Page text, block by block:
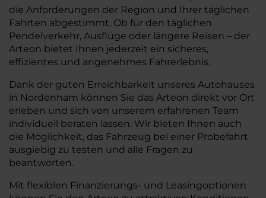
die Anforderungen der Region und Ihrer täglichen
Fahrten abgestimmt. Ob für den täglichen
Pendelverkehr, Ausflüge oder längere Reisen – der
Arteon bietet Ihnen jederzeit ein sicheres,
effizientes und angenehmes Fahrerlebnis.
Dank der guten Erreichbarkeit unseres Autohauses
in Nordenham können Sie das Arteon direkt vor Ort
erleben und sich von unserem erfahrenen Team
individuell beraten lassen. Wir bieten Ihnen auch
die Möglichkeit, das Fahrzeug bei einer Probefahrt
ausgiebig zu testen und alle Fragen zu
beantworten.
Mit flexiblen Finanzierungs- und Leasingoptionen